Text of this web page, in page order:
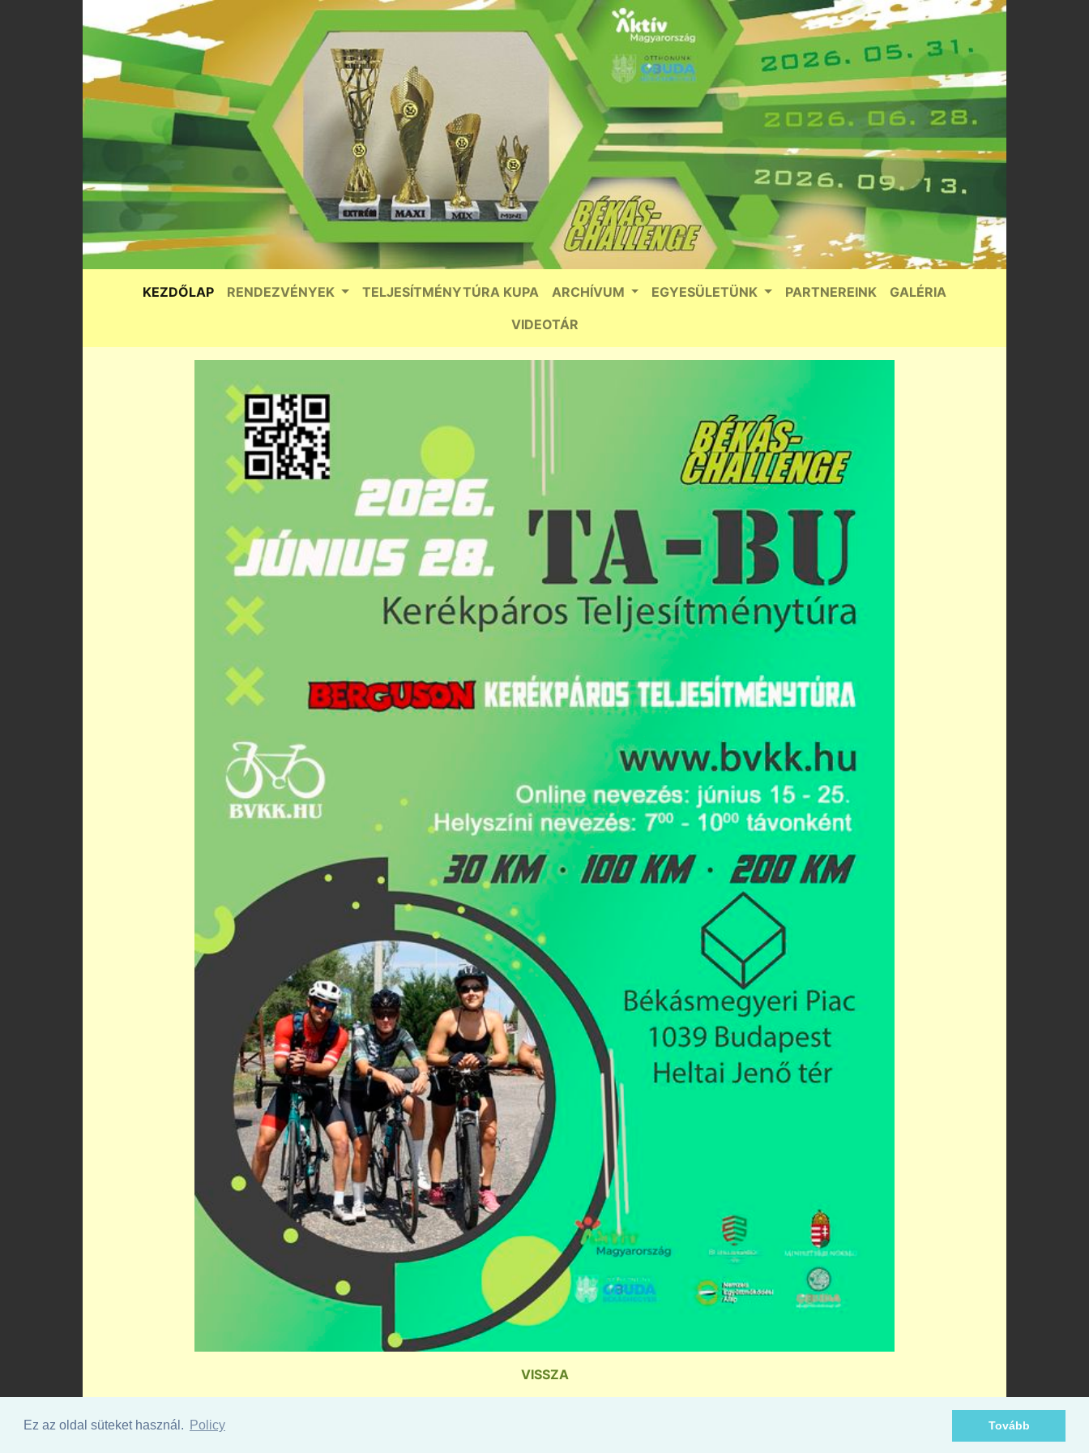
Ez az oldal süteket használ. Policy Tovább
KEZDŐLAP RENDEZVÉNYEK TELJESÍTMÉNYTÚRA KUPA ARCHÍVUM EGYESÜLETÜNK PARTNEREINK
GALÉRIA
VIDEOTÁR
VISSZA